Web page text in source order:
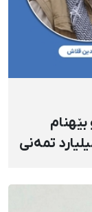
بە دانانی بارمتەی ٤ میلیارد تمەنی